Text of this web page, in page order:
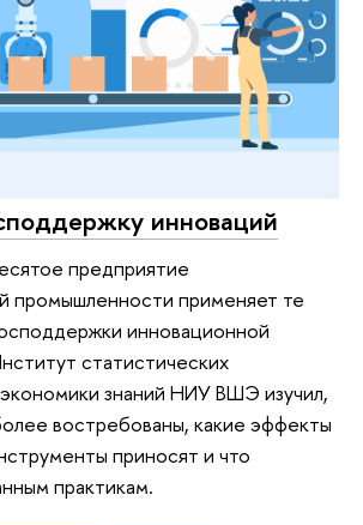
инноваций
предприятие
промышленности применяет те
инновационной
статистических
знаний НИУ ВШЭ изучил,
востребованы, какие эффекты
приносят и что
практикам.